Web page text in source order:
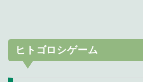
ヒトゴロシゲーム